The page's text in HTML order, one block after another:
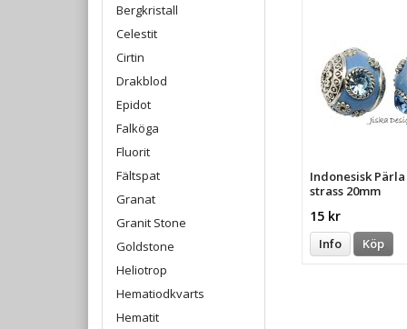
Bergkristall
Celestit
Cirtin
Drakblod
Epidot
Falköga
Fluorit
Fältspat
Granat
Granit Stone
Goldstone
Heliotrop
Hematiodkvarts
Hematit
Indonesisk
strass 20mm
15 kr
Info Köp